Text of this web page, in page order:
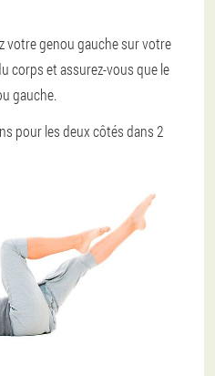
votre genou gauche sur votre
corps et assurez-vous que le
gauche.
pour les deux côtés dans 2